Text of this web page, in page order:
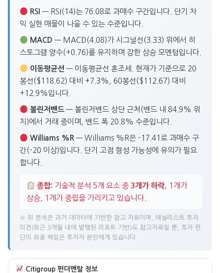
RSI — RSI(14)는 76.08로 과매수 구간입니다. 단기 차
익 실현 매물이 나올 수 있는 수준입니다.
MACD — MACD(4.08)가 시그널선(3.33) 위에서 히
스토그램 양수(+0.76)를 유지하며 강한 상승 모멘텀입니다.
이동평균선 — 이동평균선 혼조세. 현재가 기준으로 20
봉선($118.62) 대비 +7.3%, 60봉선($112.67) 대비
+12.9%입니다.
볼린저밴드 — 볼린저밴드 상단 근처(밴드 내 84.9% 위
치)에서 거래 중이며, 밴드 폭 20.8% 수준입니다.
Williams %R — Williams %R은 -17.41로 과매수 구
간(-20 이상)입니다. 단기 고점 형성 가능성에 유의가 필요
합니다.
종합: 기술적 분석 5개 요소 중3개가 하락, 1개가
상승, 1개가 중립을 가리키고 있습니다.
※ 위 분석은 과거 데이터에 기반한 참고 자료이며, 애널리스트 투자
의견(최근 3개월 내에 발행된 리포트 기반)도 참고자료일 뿐, 투자 판
단의 최종 책임은 투자자 본인에게 있습니다.
Citigroup 펀더멘탈 정보